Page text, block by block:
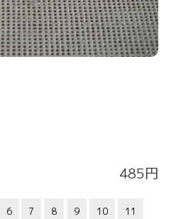
485円
6 7 8 9 10 11